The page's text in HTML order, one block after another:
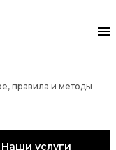
правила и методы
Наши услуги